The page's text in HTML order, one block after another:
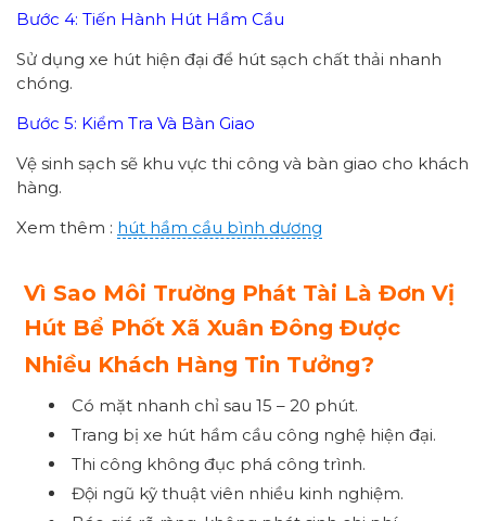
Bước 4: Tiến Hành Hút Hầm Cầu
Sử dụng xe hút hiện đại để hút sạch chất thải nhanh
chóng.
Bước 5: Kiểm Tra Và Bàn Giao
Vệ sinh sạch sẽ khu vực thi công và bàn giao cho khách
hàng.
Xem thêm : hút hầm cầu bình dương
Vì Sao Môi Trường Phát Tài Là Đơn Vị
Hút Bể Phốt Xã Xuân Đông Được
Nhiều Khách Hàng Tin Tưởng?
Có mặt nhanh chỉ sau 15 – 20 phút.
Trang bị xe hút hầm cầu công nghệ hiện đại.
Thi công không đục phá công trình.
Đội ngũ kỹ thuật viên nhiều kinh nghiệm.